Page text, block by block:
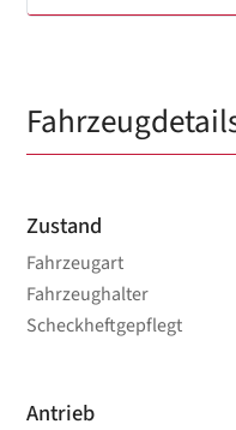
Zustand
Fahrzeugart
Fahrzeughalter
Scheckheftgepflegt
Antrieb